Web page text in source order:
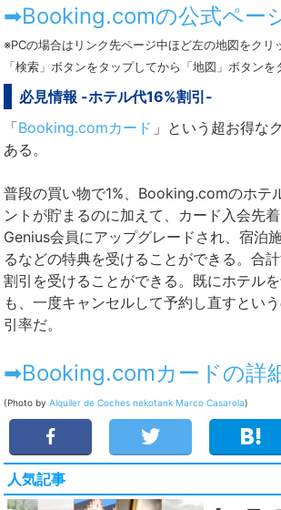
➡Booking.comの公式ペー
※PCの場合はリンク先ページ中ほど左の地図をクリ
「検索」ボタンをタップしてから「地図」ボタンを
必見情報 -ホテル代16%割引-
「Booking.comカード 」という超お得な
ある。
普段の買い物で1%、Booking.comのホテ
ントが貯まるのに加えて、カード入会先
Genius会員にアップグレードされ、宿泊
るなどの特典を受けることができる。合
割引を受けることができる。既にホテル
も、一度キャンセルして予約し直すとい
引率だ。
➡Booking.comカードの詳
(Photo by Alquiler de Coches nekotank Marco Casarola)
人気記事